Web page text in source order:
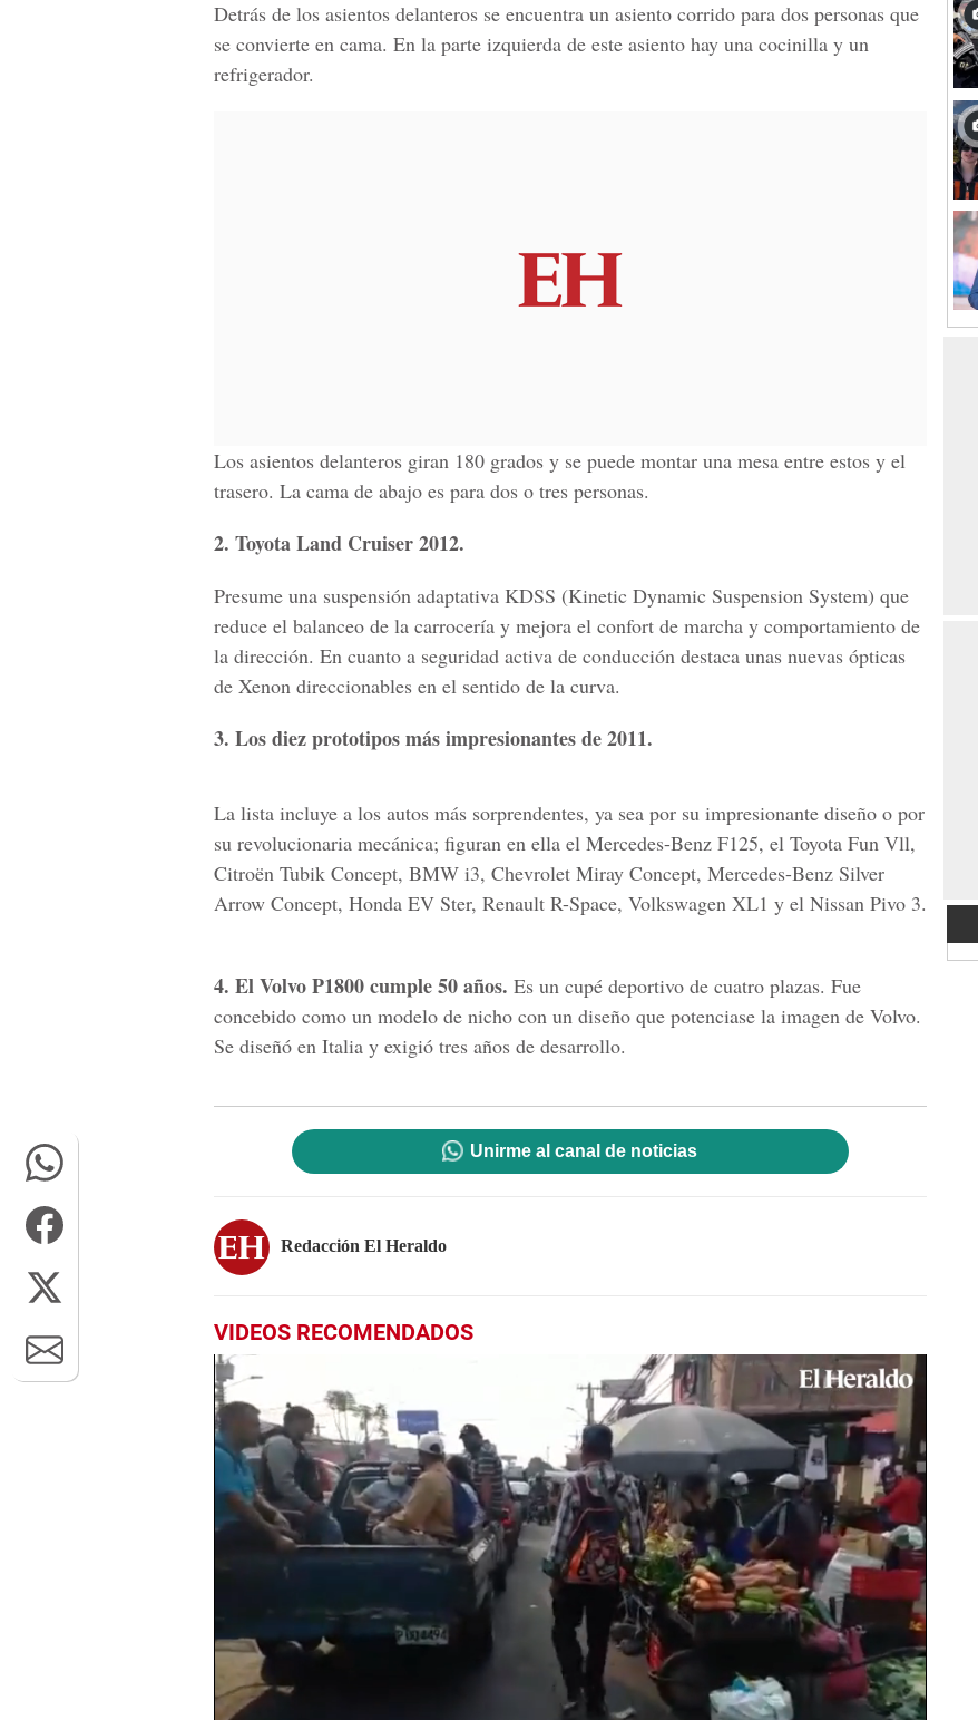
Detrás de los asientos delanteros se encuentra un asiento corrido para dos personas que
se convierte en cama. En la parte izquierda de este asiento hay una cocinilla y un
refrigerador.
Los asientos delanteros giran 180 grados y se puede montar una mesa entre estos y el
trasero. La cama de abajo es para dos o tres personas.
2. Toyota Land Cruiser 2012.
Presume una suspensión adaptativa KDSS (Kinetic Dynamic Suspension System) que
reduce el balanceo de la carrocería y mejora el confort de marcha y comportamiento de
la dirección. En cuanto a seguridad activa de conducción destaca unas nuevas ópticas
de Xenon direccionables en el sentido de la curva.
3. Los diez prototipos más impresionantes de 2011.
La lista incluye a los autos más sorprendentes, ya sea por su impresionante diseño o por
su revolucionaria mecánica; figuran en ella el Mercedes-Benz F125, el Toyota Fun Vll,
Citroën Tubik Concept, BMW i3, Chevrolet Miray Concept, Mercedes-Benz Silver
Arrow Concept, Honda EV Ster, Renault R-Space, Volkswagen XL1 y el Nissan Pivo 3.
4. El Volvo P1800 cumple 50 años. Es un cupé deportivo de cuatro plazas. Fue
concebido como un modelo de nicho con un diseño que potenciase la imagen de Volvo.
Se diseñó en Italia y exigió tres años de desarrollo.
Unirme al canal de noticias
Redacción El Heraldo
VIDEOS RECOMENDADOS